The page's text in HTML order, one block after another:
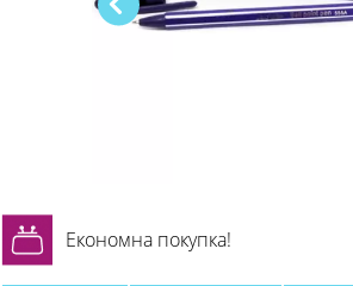
Економна покупка!